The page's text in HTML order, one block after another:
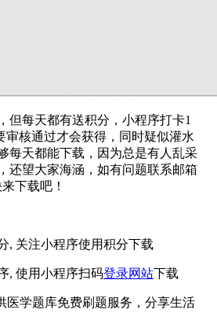
但每天都有送积分，小程序打卡1
审核通过才会获得，同时疑似灌水
每天都能下载，因为总是有人乱采
还望大家海涵，如有问题联系邮箱
下载吧！
, 关注小程序使用积分下载
, 使用小程序扫码登录网站下载
医学题库免费刷题服务，分享生活